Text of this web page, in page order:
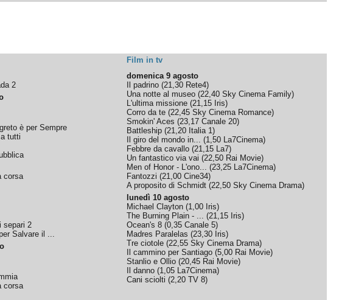
Film in tv
2
è per Sempre
tutti
corsa
separi 2
Salvare il ...
corsa
domenica 9 agosto
Il padrino (21,30 Rete4)
Una notte al museo (22,40 Sky Cinema Family)
L'ultima missione (21,15 Iris)
Corro da te (22,45 Sky Cinema Romance)
Smokin' Aces (23,17 Canale 20)
Battleship (21,20 Italia 1)
Il giro del mondo in... (1,50 La7Cinema)
Febbre da cavallo (21,15 La7)
Un fantastico via vai (22,50 Rai Movie)
Men of Honor - L'ono... (23,25 La7Cinema)
Fantozzi (21,00 Cine34)
A proposito di Schmidt (22,50 Sky Cinema Drama)
lunedì 10 agosto
Michael Clayton (1,00 Iris)
The Burning Plain - ... (21,15 Iris)
Ocean's 8 (0,35 Canale 5)
Madres Paralelas (23,30 Iris)
Tre ciotole (22,55 Sky Cinema Drama)
Il cammino per Santiago (5,00 Rai Movie)
Stanlio e Ollio (20,45 Rai Movie)
Il danno (1,05 La7Cinema)
Cani sciolti (2,20 TV 8)